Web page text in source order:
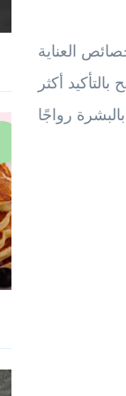
العناية
أكثر